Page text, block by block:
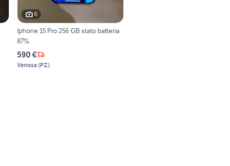
6
Iphone 15 Pro 256 GB stato batteria
87%
590 €
Venosa (PZ)